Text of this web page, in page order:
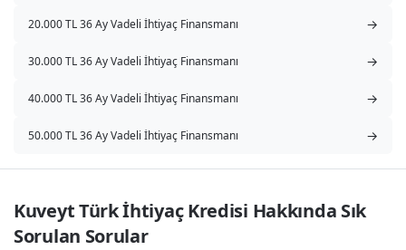
20.000 TL 36 Ay Vadeli İhtiyaç Finansmanı →
30.000 TL 36 Ay Vadeli İhtiyaç Finansmanı →
40.000 TL 36 Ay Vadeli İhtiyaç Finansmanı →
50.000 TL 36 Ay Vadeli İhtiyaç Finansmanı →
Kuveyt Türk İhtiyaç Kredisi Hakkında Sık
Sorulan Sorular